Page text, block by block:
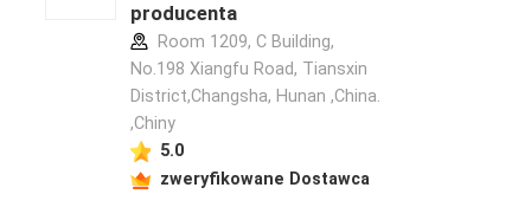
producenta
Room 1209, C Building,
No.198 Xiangfu Road, Tiansxin
District,Changsha, Hunan ,China.
,Chiny
5.0
zweryfikowane Dostawca